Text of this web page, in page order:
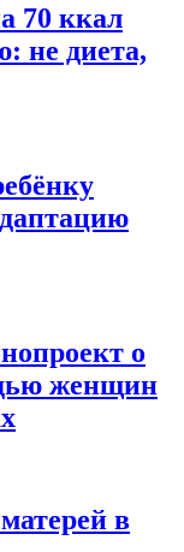
70 ккал
не диета,
о
женщин
в